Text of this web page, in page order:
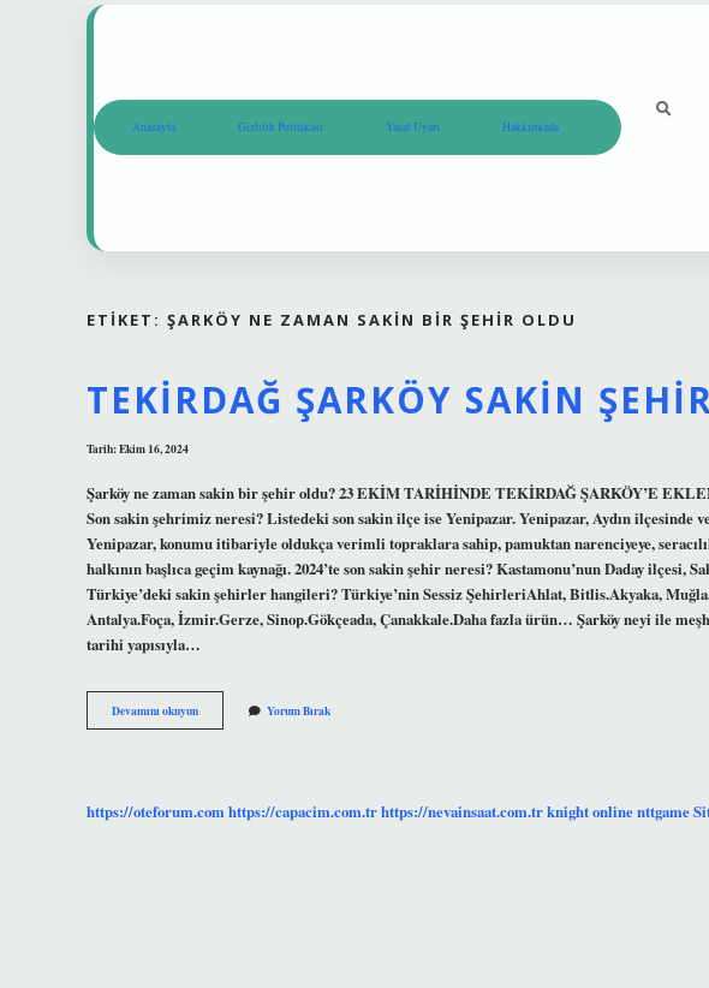
Anasayfa Gizlilik Politikası Yasal Uyarı Hakkımızda
ETIKET: ŞARKÖY NE ZAMAN SAKIN BIR ŞEHIR OLDU
TEKIRDAĞ ŞARKÖY SAKIN
Tarih: Ekim 16, 2024
Şarköy ne zaman sakin bir şehir oldu? 23 EKİM TARİHİNDE TEKİRDAĞ ŞARKÖY’E
Son sakin şehrimiz neresi? Listedeki son sakin ilçe ise Yenipazar. Yenipazar, Aydın ilçesinde
Yenipazar, konumu itibariyle oldukça verimli topraklara sahip, pamuktan narenciyeye,
halkının başlıca geçim kaynağı. 2024’te son sakin şehir neresi? Kastamonu’nun Daday ilçesi,
Türkiye’deki sakin şehirler hangileri? Türkiye’nin Sessiz ŞehirleriAhlat, Bitlis.Akyaka,
Antalya.Foça, İzmir.Gerze, Sinop.Gökçeada, Çanakkale.Daha fazla ürün… Şarköy neyi ile
tarihi yapısıyla…
Devamını okuyunTekirdağ
Şarköy
Yorum Bırak
https://oteforum.comhttps://capacim.com.trhttps://nevainsaat.com.trknight onlinenttgame